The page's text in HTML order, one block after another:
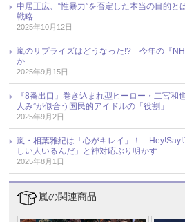
中居正広、“性暴力”を否定した本当の目的
戦略
2025年10月12日
嵐のサプライズはどうなった!? 今年の『
か
2025年9月15日
『8番出口』巻き込まれ型ヒーロー・二宮和
人み”が似合う国民的アイドルの「役割」
2025年9月2日
嵐・相葉雅紀は「心がキレイ」！
しい人いるんだ」と神対応ぶり明かす
2025年8月1日
嵐の関連商品